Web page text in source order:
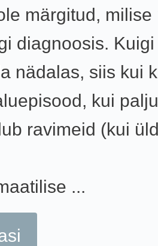
märgitud, milise
diagnoosis.
nädalas, siis kui
kui
ravimeid (kui
...